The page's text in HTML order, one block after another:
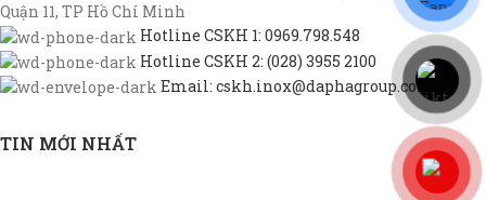
Quận 11, TP Hồ Chí Minh
Hotline CSKH 1: 0969.798.548
Hotline CSKH 2: (028) 3955 2100
Email: cskh.inox@daphagroup.com
TIN MỚI NHẤT